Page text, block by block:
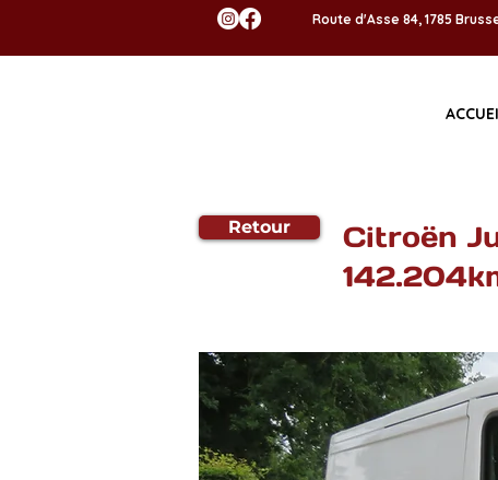
Route d'Asse 84, 1785
Retour
Citroën